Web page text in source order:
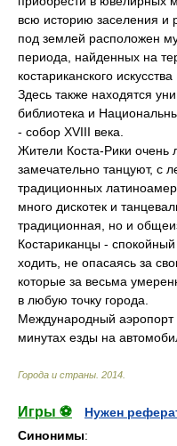
всю историю заселения и
под землей расположен
периода, найденных на
костариканского
Здесь также находятся
библиотека и
- собор XVIII века.
Жители Коста-Рики очень
замечательно танцуют, с
традиционных
много дискотек и
традиционная, но и
Костариканцы -
ходить, не опасаясь за
которые за весьма
в любую точку города.
Международный аэропорт
минутах езды на
Города и страны 2014
Игры ⚽
Нужен
Синонимы: